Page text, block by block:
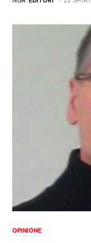
OPINIONE